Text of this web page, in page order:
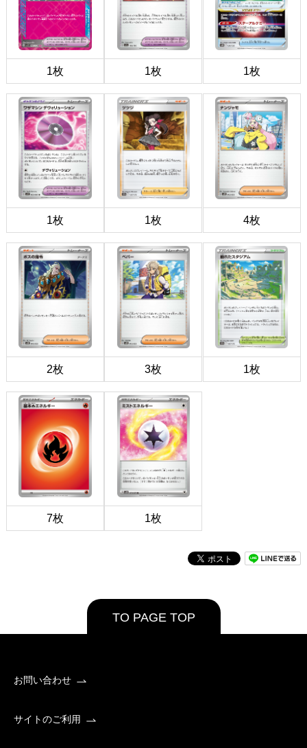
1枚 1枚 1枚
1枚 1枚 4枚
2枚 3枚 1枚
7枚 1枚
TO PAGE TOP
お問い合わせ
サイトのご利用